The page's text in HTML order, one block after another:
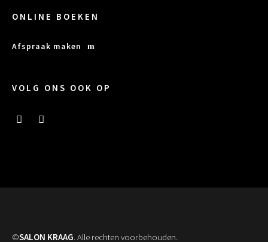
ONLINE BOEKEN
Afspraak maken
VOLG ONS OOK OP
©SALON KRAAG. Alle rechten voorbehouden.